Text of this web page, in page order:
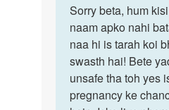
to
Me
aapse
puchhna
chahunga
ki…
Sorry
beta,
hum
kisi
bhi…
Sorry beta, hum
naam apko nahi
naa hi is tarah koi
swasth hai! Bete
unsafe tha toh yes
pregnancy ke